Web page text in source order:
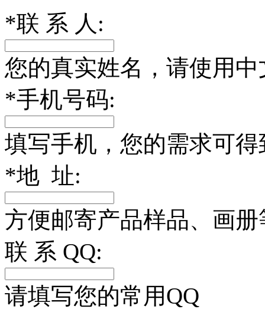
*联 系 人:
您的真实姓名，请使用中
*手机号码:
填写手机，您的需求可
*地 址:
方便邮寄产品样品、画
联 系 QQ:
请填写您的常用QQ